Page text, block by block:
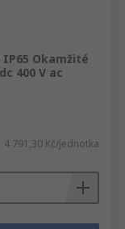
IP65 Okamžité
400 V ac
4 791,30 Kč/jednotka